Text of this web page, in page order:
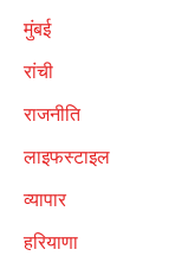
मुंबई
रांची
राजनीति
लाइफस्टाइल
व्यापार
हरियाणा